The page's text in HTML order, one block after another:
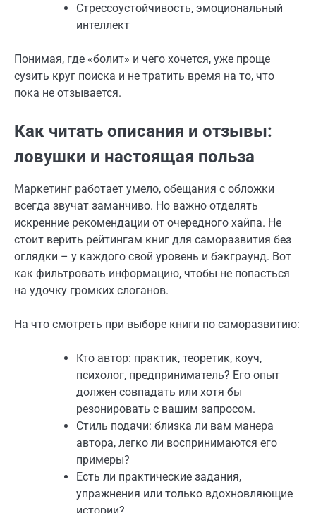
Стрессоустойчивость, эмоциональный
интеллект
Понимая, где «болит» и чего хочется, уже проще
сузить круг поиска и не тратить время на то, что
пока не отзывается.
Как читать описания и отзывы:
ловушки и настоящая польза
Маркетинг работает умело, обещания с обложки
всегда звучат заманчиво. Но важно отделять
искренние рекомендации от очередного хайпа. Не
стоит верить рейтингам книг для саморазвития без
оглядки – у каждого свой уровень и бэкграунд. Вот
как фильтровать информацию, чтобы не попасться
на удочку громких слоганов.
На что смотреть при выборе книги по саморазвитию:
Кто автор: практик, теоретик, коуч,
психолог, предприниматель? Его опыт
должен совпадать или хотя бы
резонировать с вашим запросом.
Стиль подачи: близка ли вам манера
автора, легко ли воспринимаются его
примеры?
Есть ли практические задания,
упражнения или только вдохновляющие